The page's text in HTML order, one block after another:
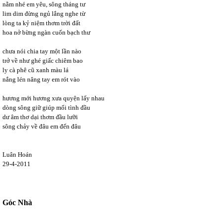
nằm nhé em yêu, sông tháng tư
lim dim đừng ngủ lắng nghe từ
lòng ta kỷ niệm thơm trời đất
hoa nở bừng ngàn cuốn bạch thư
chưa nói chia tay một lần nào
trở về như ghé giấc chiêm bao
ly cà phê cũ xanh màu lá
nắng lén nâng tay em rót vào
hương mới hương xưa quyện lấy nhau
dòng sông giữ giúp mối tình đầu
dư âm thơ dại thơm đầu lưỡi
sông chảy về đâu em đến đâu
Luân Hoán
29-4-2011
Góc Nhà